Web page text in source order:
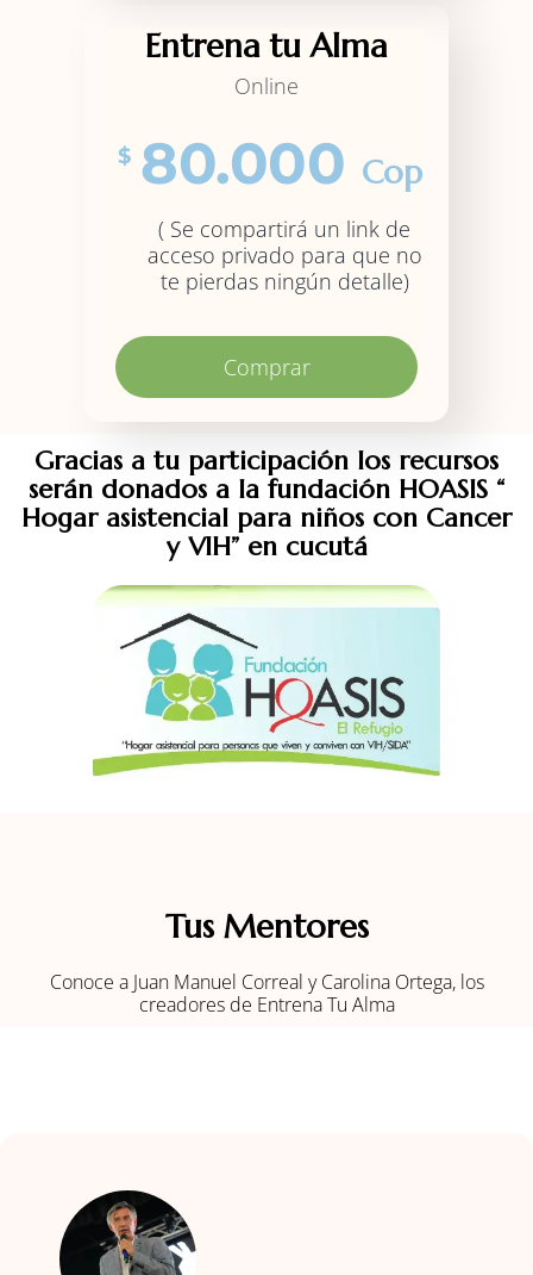
Entrena tu Alma
Online
$ 80.000 Cop
( Se compartirá un link de
acceso privado para que no
te pierdas ningún detalle)
Comprar
Gracias a tu participación los recursos
serán donados a la fundación HOASIS “
Hogar asistencial para niños con Cancer
y VIH” en cucutá
Tus Mentores
Conoce a Juan Manuel Correal y Carolina Ortega, los
creadores de Entrena Tu Alma